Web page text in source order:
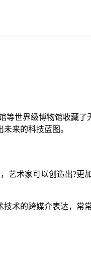
世界级博物馆收藏了
来的科技蓝图。
艺术家可以创造出?更
术的跨媒介表达，常